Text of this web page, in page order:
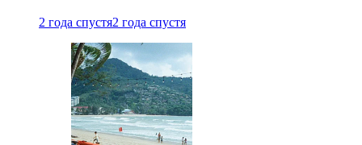
2 года спустя2 года спустя